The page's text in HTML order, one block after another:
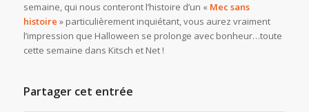
semaine, qui nous conteront l’histoire d’un « Mec sans
histoire » particulièrement inquiétant, vous aurez vraiment
l’impression que Halloween se prolonge avec bonheur…toute
cette semaine dans Kitsch et Net !
Partager cet entrée